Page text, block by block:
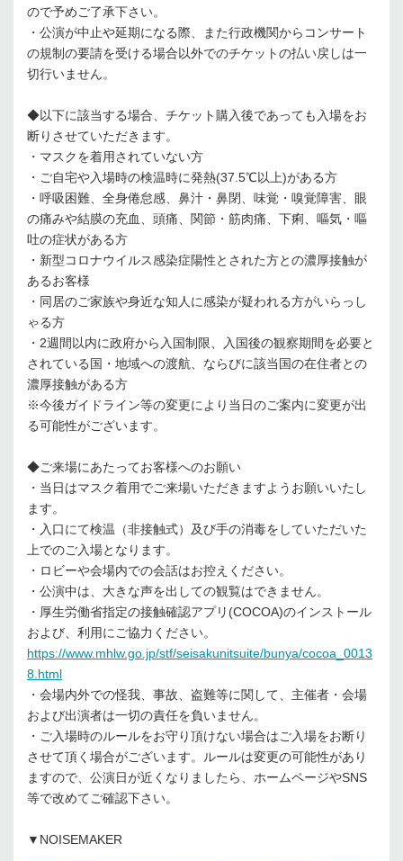
ので予めご了承下さい。
・公演が中⽌や延期になる際、また⾏政機関からコンサート
の規制の要請を受ける場合以外でのチケットの払い戻しは⼀
切⾏いません。
◆以下に該当する場合、チケット購⼊後であっても⼊場をお
断りさせていただきます。
・マスクを着⽤されていない⽅
・ご⾃宅や⼊場時の検温時に発熱(37.5℃以上)がある⽅
・呼吸困難、全⾝倦怠感、⿐汁・⿐閉、味覚・嗅覚障害、眼
の痛みや結膜の充⾎、頭痛、関節・筋⾁痛、下痢、嘔気・嘔
吐の症状がある⽅
・新型コロナウイルス感染症陽性とされた⽅との濃厚接触が
あるお客様
・同居のご家族や⾝近な知⼈に感染が疑われる⽅がいらっし
ゃる⽅
・2週間以内に政府から⼊国制限、⼊国後の観察期間を必要と
されている国・地域への渡航、ならびに該当国の在住者との
濃厚接触がある⽅
※今後ガイドライン等の変更により当⽇のご案内に変更が出
る可能性がございます。
◆ご来場にあたってお客様へのお願い
・当⽇はマスク着⽤でご来場いただきますようお願いいたし
ます。
・⼊⼝にて検温（⾮接触式）及び⼿の消毒をしていただいた
上でのご⼊場となります。
・ロビーや会場内での会話はお控えください。
・公演中は、⼤きな声を出しての観覧はできません。
・厚⽣労働省指定の接触確認アプリ(COCOA)のインストール
および、利⽤にご協⼒ください。
https://www.mhlw.go.jp/stf/seisakunitsuite/bunya/cocoa_0013
8.html
・会場内外での怪我、事故、盗難等に関して、主催者・会場
および出演者は⼀切の責任を負いません。
・ご⼊場時のルールをお守り頂けない場合はご⼊場をお断り
させて頂く場合がございます。ルールは変更の可能性があり
ますので、公演⽇が近くなりましたら、ホームページやSNS
等で改めてご確認下さい。
▼NOISEMAKER